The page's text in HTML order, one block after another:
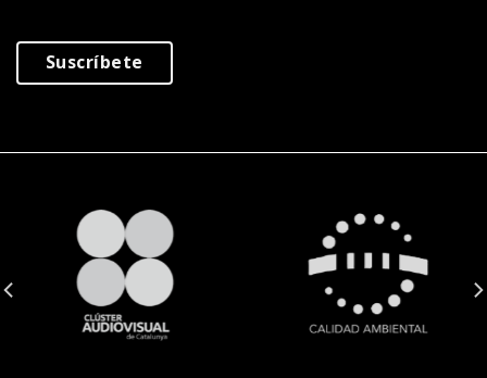
Suscríbete